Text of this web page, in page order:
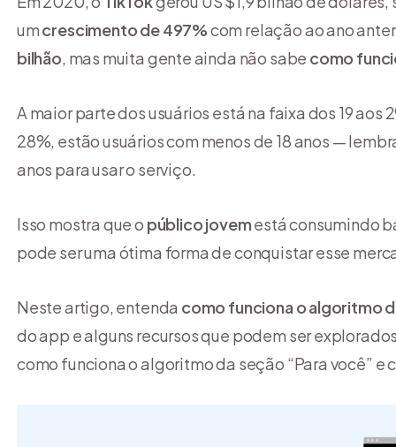
umcrescimento de 497%com relação ao ano
bilhão, mas muita gente ainda não sabe como
A maior parte dos usuários está na faixa dos 19 aos
28%, estão usuários com menos de 18 anos —
anos para usar o serviço.
Isso mostra que o público jovemestá consumindo
pode ser uma ótima forma de conquistar esse
Neste artigo, entenda como funciona o algoritmo
do app e alguns recursos que podem ser
como funciona o algoritmo da seção “Para você” e